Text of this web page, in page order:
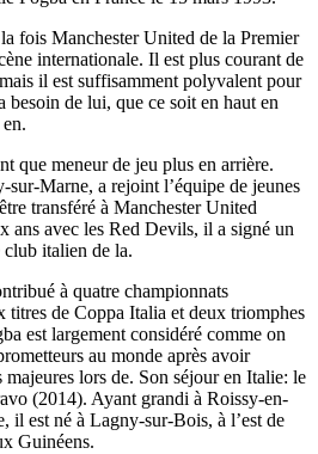
fois Manchester United de la Premier
internationale. Il est plus courant de
il est suffisamment polyvalent pour
besoin de lui, que ce soit en haut en
que meneur de jeu plus en arrière.
Marne, a rejoint l’équipe de jeunes
transféré à Manchester United
ans avec les Red Devils, il a signé un
club italien de la.
à quatre championnats
titres de Coppa Italia et deux triomphes
est largement considéré comme on
au monde après avoir
majeures lors de. Son séjour en Italie: le
(2014). Ayant grandi à Roissy-en-
il est né à Lagny-sur-Bois, à l’est de
Guinéens.